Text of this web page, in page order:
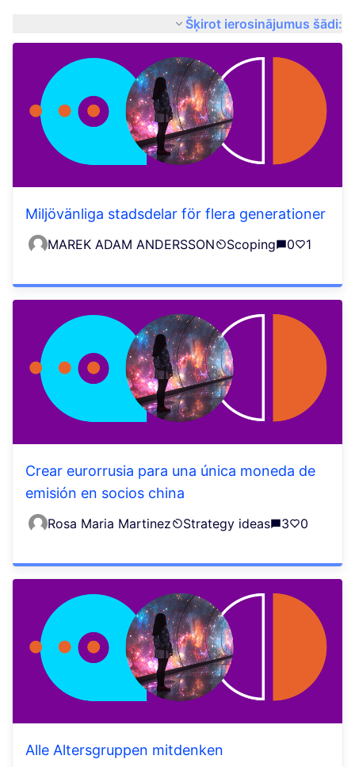
Šķirot ierosinājumus šādi:
Miljövänliga stadsdelar för flera generationer
MAREK ADAM ANDERSSON Scoping 0 1
Crear eurorrusia para una única moneda de
emisión en socios china
Rosa Maria Martinez Strategy ideas 3 0
Alle Altersgruppen mitdenken